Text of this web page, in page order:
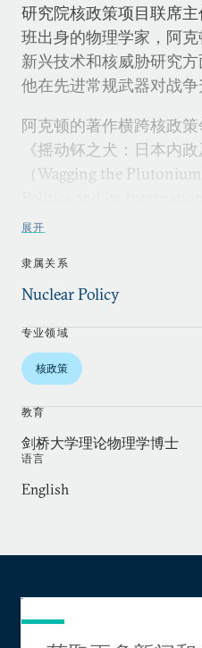
研究院核政策项目联席
班出身的物理学家，阿
新兴技术和核威胁研究
他在先进常规武器对战争
阿克顿的著作横跨核政
《摇动钚之犬：日本内
（Wagging the
Implications）》的报告
核裁军与国际安全（
Disarmament: Deep
（Abolishing Nuclear
本书同乔治•伯科维奇合
希布斯合著了题为 《为
（Why Fukushima Was
对福岛危机的深层原因进
核扩散危险的研究、包括
广泛出现在主要的报刊杂
专家，曾发表题为《银
Right Questions About
Global Strike）》的专题
展开
隶属关系
Nuclear Policy
专业领域
核政策
教育
剑桥大学理论物理学博士
语言
English